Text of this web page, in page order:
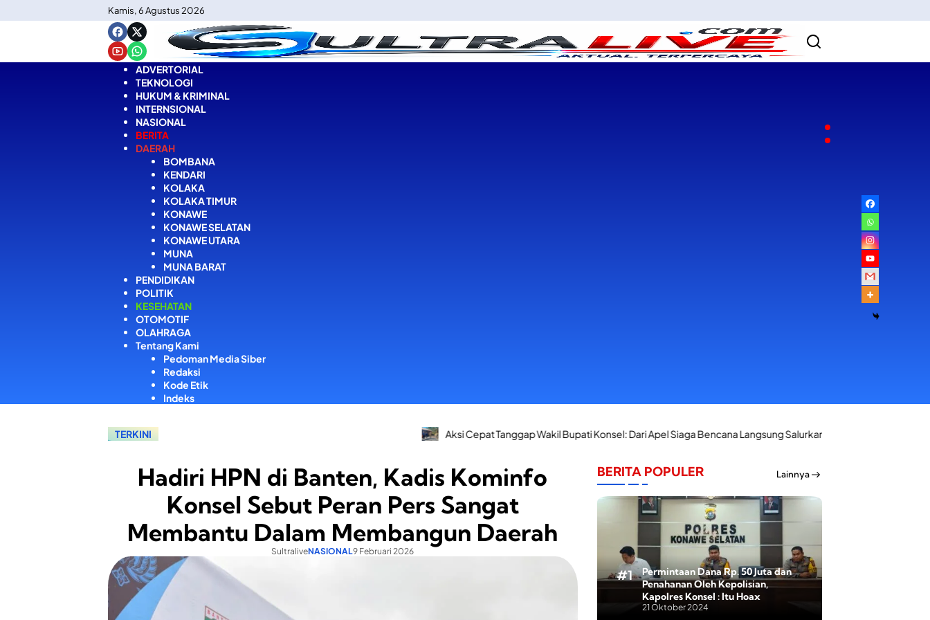
ke
Kamis, 6 Agustus 2026
ADVERTORIAL
TEKNOLOGI
HUKUM & KRIMINAL
INTERNSIONAL
NASIONAL
BERITA
DAERAH
BOMBANA
KENDARI
KOLAKA
KOLAKA TIMUR
KONAWE
KONAWE SELATAN
KONAWE UTARA
MUNA
MUNA BARAT
PENDIDIKAN
POLITIK
KESEHATAN
OTOMOTIF
OLAHRAGA
Tentang Kami
Pedoman Media Siber
Redaksi
Kode Etik
Indeks
TERKINI Aksi Cepat Tanggap Wakil Bupati Konsel: Dari Apel Siaga Bencana Langsung Salurkan Bantuan Korban Kebakaran di Palangga
Hadiri HPN di Banten, Kadis Kominfo
Konsel Sebut Peran Pers Sangat
Membantu Dalam Membangun Daerah
SultraliveNASIONAL9 Februari 2026
BERITA POPULER Lainnya
Permintaan Dana Rp. 50 Juta dan
Penahanan Oleh Kepolisian,
Kapolres Konsel : Itu Hoax
21 Oktober 2024